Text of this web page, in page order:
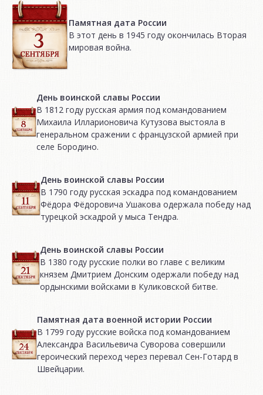
Памятная дата России
В этот день в 1945 году окончилась Вторая
мировая война.
День воинской славы России
В 1812 году русская армия под командованием
Михаила Илларионовича Кутузова выстояла в
генеральном сражении с французской армией при
селе Бородино.
День воинской славы России
В 1790 году русская эскадра под командованием
Фёдора Фёдоровича Ушакова одержала победу над
турецкой эскадрой у мыса Тендра.
День воинской славы России
В 1380 году русские полки во главе с великим
князем Дмитрием Донским одержали победу над
ордынскими войсками в Куликовской битве.
Памятная дата военной истории России
В 1799 году русские войска под командованием
Александра Васильевича Суворова совершили
героический переход через перевал Сен-Готард в
Швейцарии.